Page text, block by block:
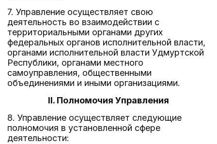
7. Управление осуществляет свою
деятельность во взаимодействии с
территориальными органами других
федеральных органов исполнительной власти,
органами исполнительной власти Удмуртской
Республики, органами местного
самоуправления, общественными
объединениями и иными организациями.
II. Полномочия Управления
8. Управление осуществляет следующие
полномочия в установленной сфере
деятельности: